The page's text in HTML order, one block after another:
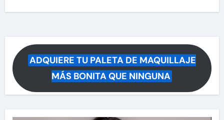
ADQUIERE TU PALETA DE MAQUILLAJE
MÁS BONITA QUE NINGUNA